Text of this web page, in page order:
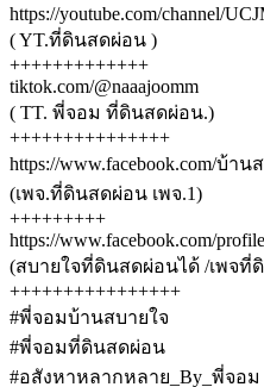
https://youtube.com/channel/
( YT.ที่ดินสดผ่อน )
+++++++++++++
tiktok.com/@naaajoomm
( TT. พี่จอม ที่ดินสดผ่อน.)
+++++++++++++++
https://www.facebook.com/บ้า
(เพจ.ที่ดินสดผ่อน เพจ.1)
+++++++++
https://www.facebook.com/
(สบายใจที่ดินสดผ่อนได้ /เพจที่
++++++++++++++++
#พี่จอมบ้านสบายใจ
#พี่จอมที่ดินสดผ่อน
#อสังหาหลากหลาย_By_พี่จอ